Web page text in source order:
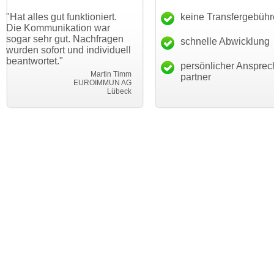
funktioniert.
war
Nachfragen
und individuell
"Danke für den schnellen
Transfer und guten Service!"
Thomas Schäfer
i can eckert communication GmbH
"Ich bin
haben. Die
mein
keine
schnelle Abwicklung
persönlicher
partner